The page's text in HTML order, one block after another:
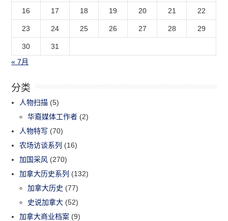
16 17 18 19 20 21 22
23 24 25 26 27 28 29
30
31
« 7月
分类
人物扫描 (5)
华裔媒体工作者 (2)
人物特写 (70)
农场访谈系列 (16)
加国采风 (270)
加拿大历史系列 (132)
加拿大历史 (77)
史说加拿大 (52)
加拿大商业档案 (9)